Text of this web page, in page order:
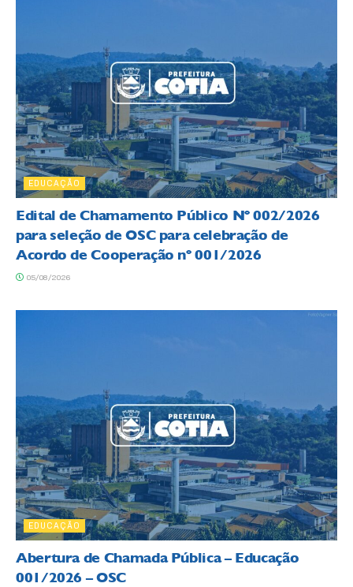
EDUCAÇÃO
Edital de Chamamento Público Nº 002/2026
para seleção de OSC para celebração de
Acordo de Cooperação nº 001/2026
05/08/2026
EDUCAÇÃO
Abertura de Chamada Pública – Educação
001/2026 – OSC